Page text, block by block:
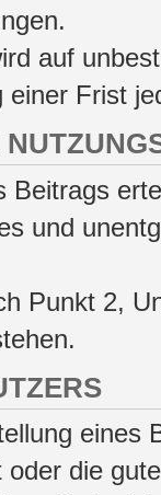
auf
einer Frist
Beitrags
und
Punkt 2,
eines
oder die